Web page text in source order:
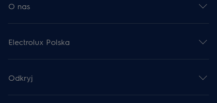
O nas
Electrolux Polska
Odkryj